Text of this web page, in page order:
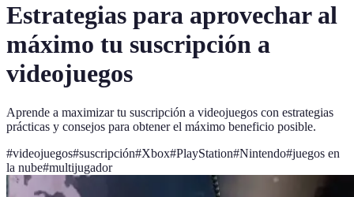
Estrategias para aprovechar al
máximo tu suscripción a
videojuegos
Aprende a maximizar tu suscripción a videojuegos con estrategias
prácticas y consejos para obtener el máximo beneficio posible.
#videojuegos#suscripción#Xbox#PlayStation#Nintendo#juegos en
la nube#multijugador